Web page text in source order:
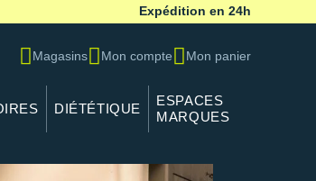
Expédition en 24h
Magasins Mon compte Mon panier
DIÉTÉTIQUE
ESPACES
MARQUES